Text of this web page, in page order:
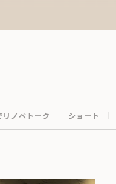
リノベトーク ショート